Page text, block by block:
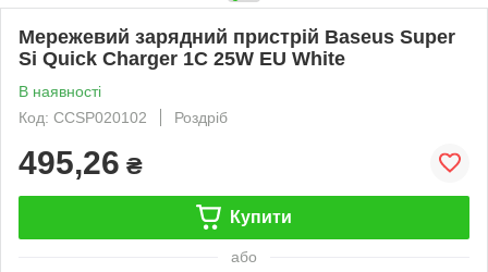
Мережевий зарядний пристрій Baseus Super
Si Quick Charger 1C 25W EU White
В наявності
Код: CCSP020102
Роздріб
495,26 ₴
Купити
або